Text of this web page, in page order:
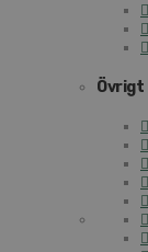
Övrigt